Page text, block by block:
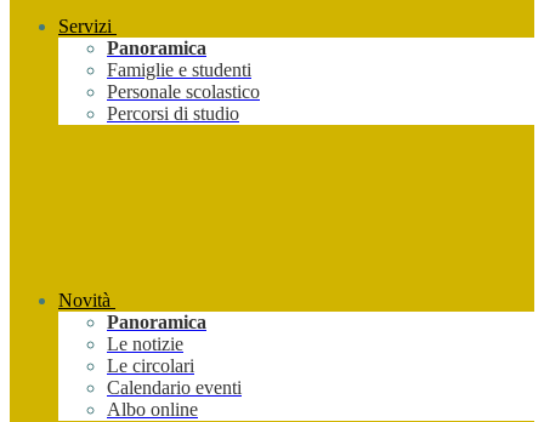
Servizi
Panoramica
Famiglie e studenti
Personale scolastico
Percorsi di studio
Novità
Panoramica
Le notizie
Le circolari
Calendario eventi
Albo online